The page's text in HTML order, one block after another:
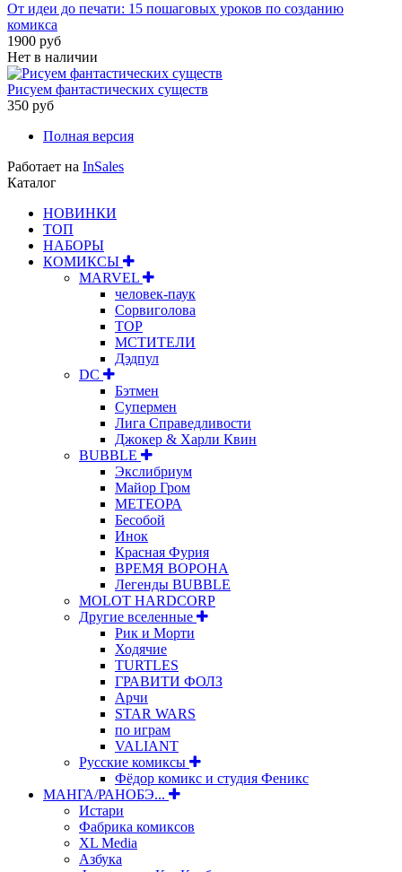
От идеи до печати: 15 пошаговых уроков по созданию
комикса
1900 руб
Нет в наличии
Рисуем фантастических существ
350 руб
Полная версия
Работает на InSales
Каталог
НОВИНКИ
ТОП
НАБОРЫ
КОМИКСЫ
MARVEL
человек-паук
Сорвиголова
ТОР
МСТИТЕЛИ
Дэдпул
DC
Бэтмен
Супермен
Лига Справедливости
Джокер & Харли Квин
BUBBLE
Экслибриум
Майор Гром
МЕТЕОРА
Бесобой
Инок
Красная Фурия
ВРЕМЯ ВОРОНА
Легенды BUBBLE
MOLOT HARDCORP
Другие вселенные
Рик и Морти
Ходячие
TURTLES
ГРАВИТИ ФОЛЗ
Арчи
STAR WARS
по играм
VALIANT
Русские комиксы
Фёдор комикс и студия Феникс
МАНГА/РАНОБЭ...
Истари
Фабрика комиксов
XL Media
Азбука